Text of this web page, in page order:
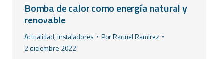
Bomba de calor como energía natural y
renovable
Actualidad,Instaladores PorRaquel Ramirez
2 diciembre 2022